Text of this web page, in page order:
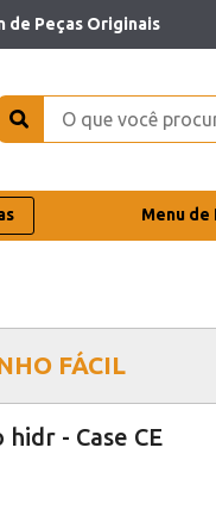
de Peças Originais
Menu de
FÁCIL
- Case CE